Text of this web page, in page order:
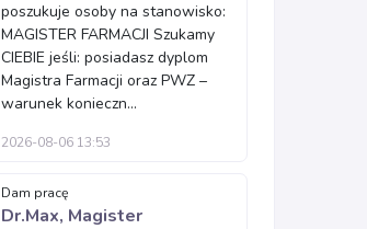
poszukuje osoby na stanowisko:
MAGISTER FARMACJI Szukamy
CIEBIE jeśli: posiadasz dyplom
Magistra Farmacji oraz PWZ –
warunek konieczn...
2026-08-06 13:53
Dam pracę
Dr.Max, Magister